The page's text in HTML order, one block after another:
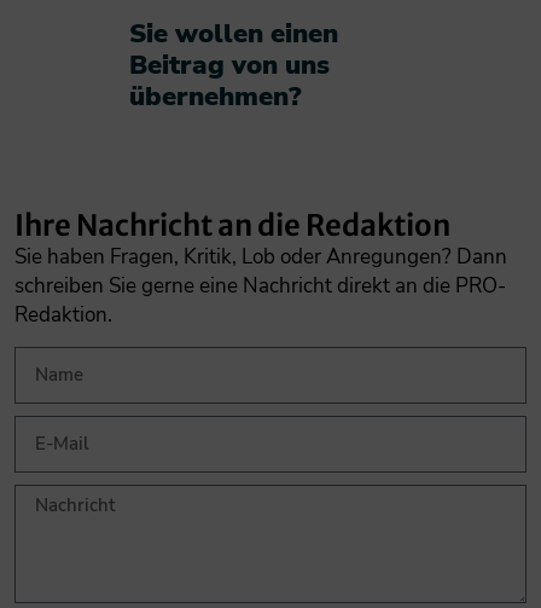
Sie wollen einen
Beitrag von uns
übernehmen?​
Ihre Nachricht an die Redaktion
Sie haben Fragen, Kritik, Lob oder Anregungen? Dann
schreiben Sie gerne eine Nachricht direkt an die PRO-
Redaktion.